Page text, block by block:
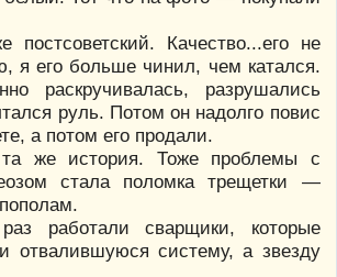
Качество...его не
я его больше чинил, чем катался.
раскручивалась, разрушались
руль. Потом он надолго повис
а потом его продали.
же история. Тоже проблемы с
стала поломка трещетки —
работали сварщики, которые
отвалившуюся систему, а звезду